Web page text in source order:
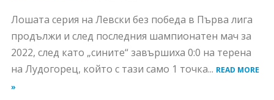
Лошата серия на Левски без победа в Първа лига
продължи и след последния шампионатен мач за
2022, след като „сините“ завършиха 0:0 на терена
на Лудогорец, който с тази само 1 точка... READ MORE
»